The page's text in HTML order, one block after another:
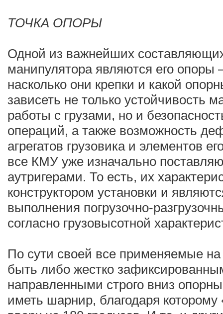
ТОЧКА ОПОРЫ
Одной из важнейших
манипулятора являются его опоры
насколько они крепки и какой
зависеть не только устойчивость
работы с грузами, но и
операций, а также возможность
агрегатов грузовика и элементов
все КМУ уже изначально
аутригерами. То есть, их
конструктором установки и
выполнения погрузочно-
согласно грузовысотной
По сути своей все применяемые на
быть либо жестко
направленными строго вниз
иметь шарнир, благодаря